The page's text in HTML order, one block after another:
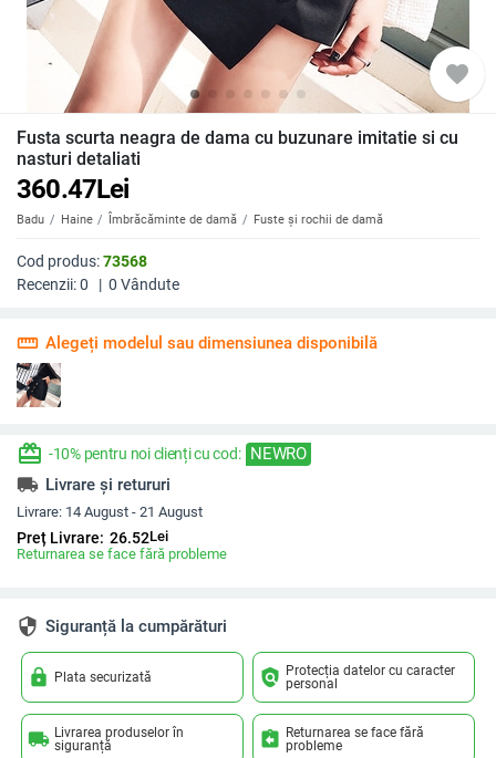
favorite
Fusta scurta neagra de dama cu buzunare imitatie si cu
nasturi detaliati
360.47Lei
Badu Haine Îmbrăcăminte de damă Fuste și rochii de damă
Cod produs:73568
Recenzii:0 | 0 Vândute
straighten Alegeți modelul sau dimensiunea disponibilă
redeem -10% pentru noi clienți cu cod: NEWRO
local_shipping Livrare și retururi
Livrare: 14 August - 21 August
Preț Livrare: 26.52Lei
Returnarea se face fără probleme
security Siguranță la cumpărături
lock Plata securizată policy Protecția datelor cu caracter
personal
local_shipping Livrarea produselor în
siguranță
assignment_return Returnarea se face fără
probleme